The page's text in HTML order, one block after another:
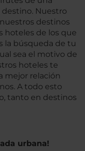
destino. Nuestro
destinos
hoteles de los que
la búsqueda de tu
sea el motivo de
hoteles te
mejor relación
A todo esto
tanto en destinos
urbana!